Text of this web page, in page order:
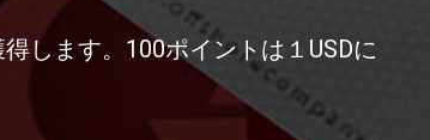
します。100ポイントは１USDに